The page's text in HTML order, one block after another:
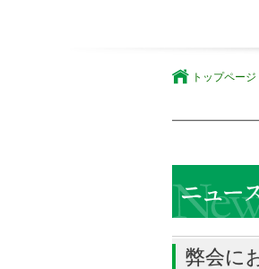
トップページ
弊会に